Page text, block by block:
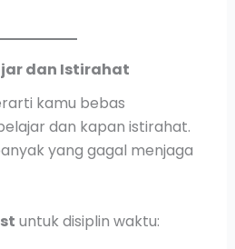
dan Istirahat
kamu bebas
dan kapan istirahat.
yang gagal menjaga
untuk disiplin waktu: